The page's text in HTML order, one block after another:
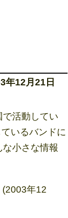
年12月21日
で活動してい
いるバンドに
小さな情報
(2003年12